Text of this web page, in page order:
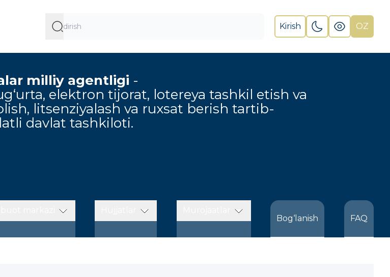
Kirish OZ
milliy agentligi -
elektron tijorat, lotereya tashkil etish va
litsenziyalash va ruxsat berish tartib-
davlat tashkiloti.
Bog‘lanish
FAQ